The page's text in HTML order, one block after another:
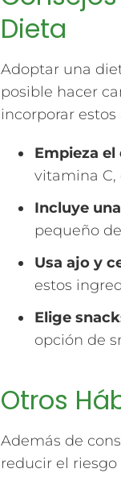
Dieta
Adoptar una
posible hacer
incorporar
Empieza
vitamina C,
Incluye
pequeño
Usa ajo y
estos
Elige
opción de
Otros
Además de
reducir el